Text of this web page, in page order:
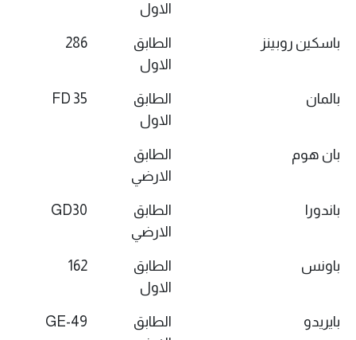
الاول
باسكين روبينز
الطابق
الاول
286
بالمان
الطابق
الاول
FD 35
بان هوم
الطابق
الارضي
باندورا
الطابق
الارضي
GD30
باونس
الطابق
الاول
162
بايريدو
الطابق
GE-49